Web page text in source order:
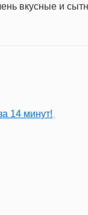
вкусные и